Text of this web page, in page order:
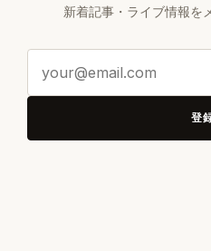
新着記事・ライブ情報を
登